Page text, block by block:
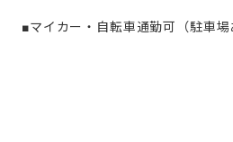
■マイカー・自転車通勤可（駐車場